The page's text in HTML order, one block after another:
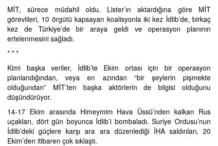
MİT, sürece müdahil oldu. Lister’ın aktardığına göre MİT
görevlileri, 10 örgütü kapsayan koalisyonla iki kez İdlib’de, birkaç
kez de Türkiye’de bir araya geldi ve operasyon planının
ertelenmesini sağladı.
* * *
Kimi başka veriler, İdlib’te Ekim ortası için bir operasyon
planlandığından, veya en azından “bir şeylerin pişmekte
olduğundan” MİT’ten başka aktörlerin de bilgisi olduğunu
düşündürüyor.
14-17 Ekim arasında Himeymim Hava Üssü’nden kalkan Rus
uçakları, dört gün boyunca İdlib’i bombaladı. Suriye Ordusu’nun
İdlib’deki güçlere karşı ara ara düzenlediği İHA saldırıları, 20
Ekim’den itibaren çok sıklaştı.